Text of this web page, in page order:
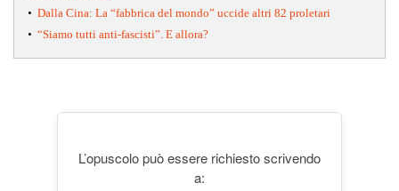
• Dalla Cina: La “fabbrica del mondo” uccide altri 82 proletari
• “Siamo tutti anti-fascisti”. E allora?
L’opuscolo può essere richiesto scrivendo
a: